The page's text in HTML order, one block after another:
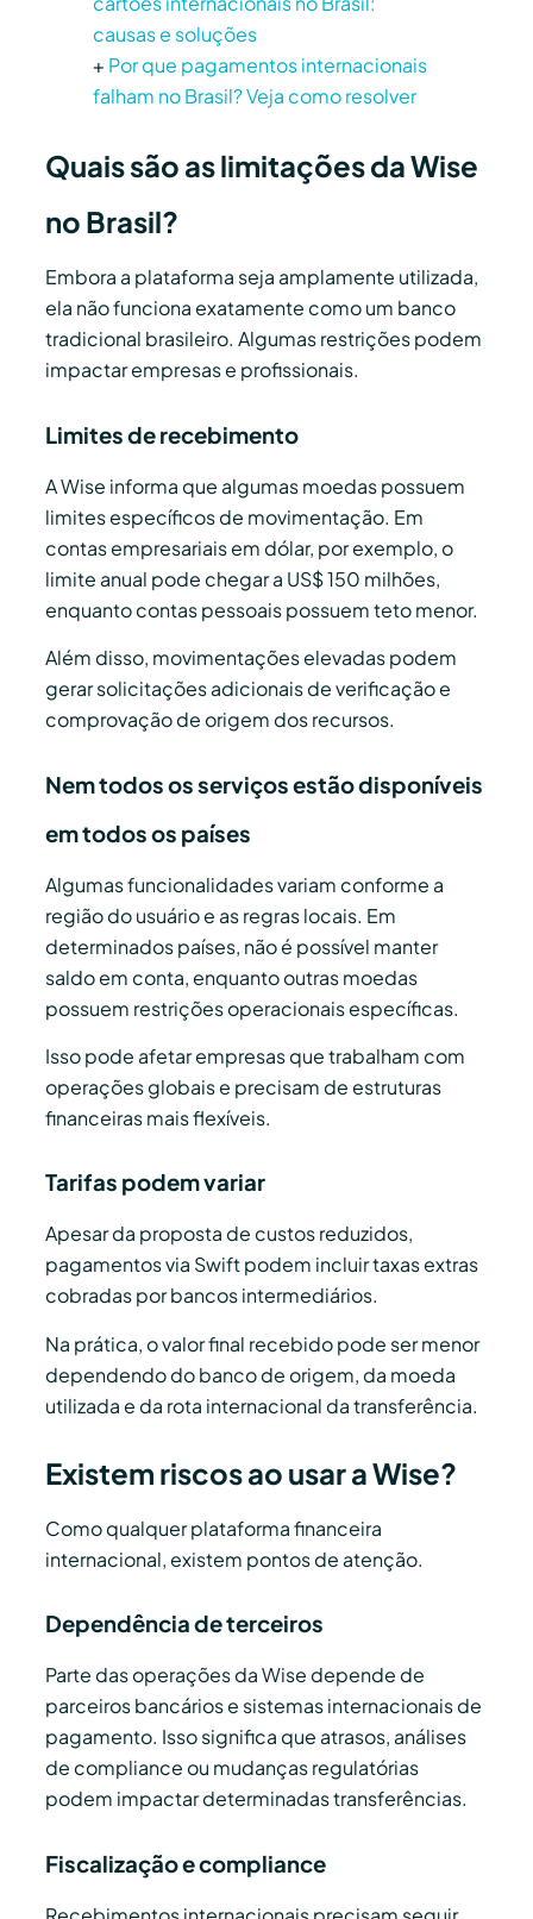
causas e soluções
+ Por que pagamentos internacionais
falham no Brasil? Veja como resolver
Quais são as limitações da Wise
no Brasil?
Embora a plataforma seja amplamente utilizada,
ela não funciona exatamente como um banco
tradicional brasileiro. Algumas restrições podem
impactar empresas e profissionais.
Limites de recebimento
A Wise informa que algumas moedas possuem
limites específicos de movimentação. Em
contas empresariais em dólar, por exemplo, o
limite anual pode chegar a US$ 150 milhões,
enquanto contas pessoais possuem teto menor.
Além disso, movimentações elevadas podem
gerar solicitações adicionais de verificação e
comprovação de origem dos recursos.
Nem todos os serviços estão disponíveis
em todos os países
Algumas funcionalidades variam conforme a
região do usuário e as regras locais. Em
determinados países, não é possível manter
saldo em conta, enquanto outras moedas
possuem restrições operacionais específicas.
Isso pode afetar empresas que trabalham com
operações globais e precisam de estruturas
financeiras mais flexíveis.
Tarifas podem variar
Apesar da proposta de custos reduzidos,
pagamentos via Swift podem incluir taxas extras
cobradas por bancos intermediários.
Na prática, o valor final recebido pode ser menor
dependendo do banco de origem, da moeda
utilizada e da rota internacional da transferência.
Existem riscos ao usar a Wise?
Como qualquer plataforma financeira
internacional, existem pontos de atenção.
Dependência de terceiros
Parte das operações da Wise depende de
parceiros bancários e sistemas internacionais de
pagamento. Isso significa que atrasos, análises
de compliance ou mudanças regulatórias
podem impactar determinadas transferências.
Fiscalização e compliance